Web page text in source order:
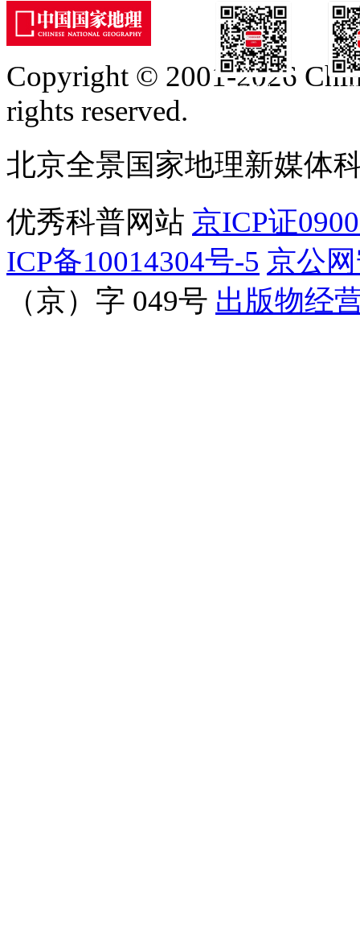
订阅号
Copyright © 2001-2026
rights reserved.
北京全景国家地理新媒体
优秀科普网站 京ICP证
ICP备10014304号-5 京公
（京）字 049号 出版物经